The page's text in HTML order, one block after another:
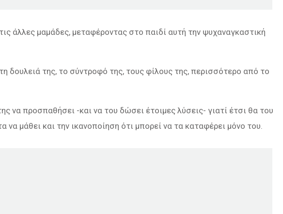
άλλες μαμάδες, μεταφέροντας στο παιδί αυτή την ψυχαναγκαστική
δουλειά της, το σύντροφό της, τους φίλους της, περισσότερο από το
να προσπαθήσει -και να του δώσει έτοιμες λύσεις- γιατί έτσι θα του
μάθει και την ικανοποίηση ότι μπορεί να τα καταφέρει μόνο του.